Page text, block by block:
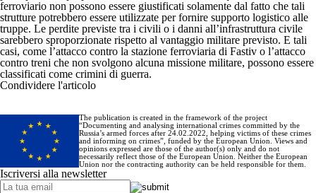
ferroviario non possono essere giustificati solamente dal fatto che tali
strutture potrebbero essere utilizzate per fornire supporto logistico alle
truppe. Le perdite previste tra i civili o i danni all’infrastruttura civile
sarebbero sproporzionate rispetto al vantaggio militare previsto. E tali
casi, come l’attacco contro la stazione ferroviaria di Fastiv o l’attacco
contro treni che non svolgono alcuna missione militare, possono essere
classificati come crimini di guerra.
Condividere l'articolo
The publication is created in the framework of the project
“Documenting and analysing international crimes committed by the
Russia’s armed forces after 24.02.2022, helping victims of these crimes
and informing on crimes”, funded by the European Union. Views and
opinions expressed are those of the author(s) only and do not
necessarily reflect those of the European Union. Neither the European
Union nor the contracting authority can be held responsible for them.
Iscriversi alla newsletter